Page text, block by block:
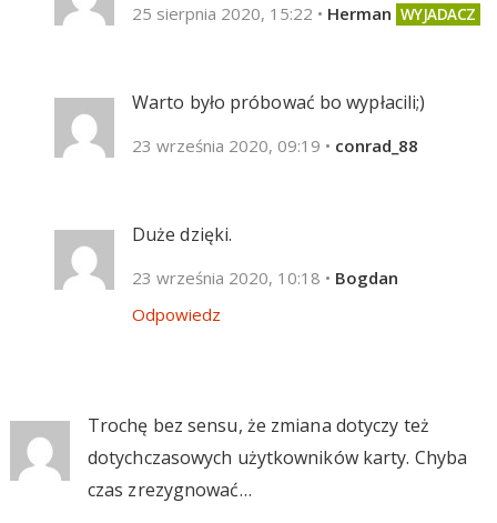
25 sierpnia 2020, 15:22 • Herman
Warto było próbować bo wypłacili;)
23 września 2020, 09:19 • conrad_88
Duże dzięki.
23 września 2020, 10:18 • Bogdan
Odpowiedz
Trochę bez sensu, że zmiana dotyczy też
dotychczasowych użytkowników karty. Chyba
czas zrezygnować…